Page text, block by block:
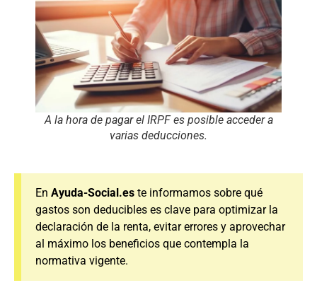
A la hora de pagar el IRPF es posible acceder a
varias deducciones.
En Ayuda-Social.es te informamos sobre qué
gastos son deducibles es clave para optimizar la
declaración de la renta, evitar errores y aprovechar
al máximo los beneficios que contempla la
normativa vigente.